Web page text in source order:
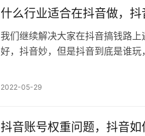
什么行业适合在抖音做，抖
我们继续解决大家在抖音搞钱路
好，抖音妙，但是抖音到底是谁
2022-05-29
抖音账号权重问题，抖音